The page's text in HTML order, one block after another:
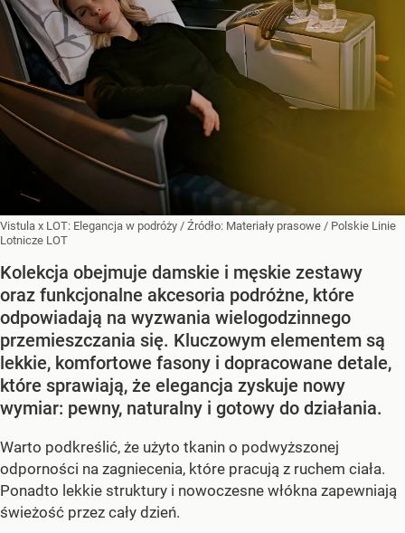
Vistula x LOT: Elegancja w podróży / Źródło: Materiały prasowe / Polskie Linie
Lotnicze LOT
Kolekcja obejmuje damskie i męskie zestawy
oraz funkcjonalne akcesoria podróżne, które
odpowiadają na wyzwania wielogodzinnego
przemieszczania się. Kluczowym elementem są
lekkie, komfortowe fasony i dopracowane detale,
które sprawiają, że elegancja zyskuje nowy
wymiar: pewny, naturalny i gotowy do działania.
Warto podkreślić, że użyto tkanin o podwyższonej
odporności na zagniecenia, które pracują z ruchem ciała.
Ponadto lekkie struktury i nowoczesne włókna zapewniają
świeżość przez cały dzień.